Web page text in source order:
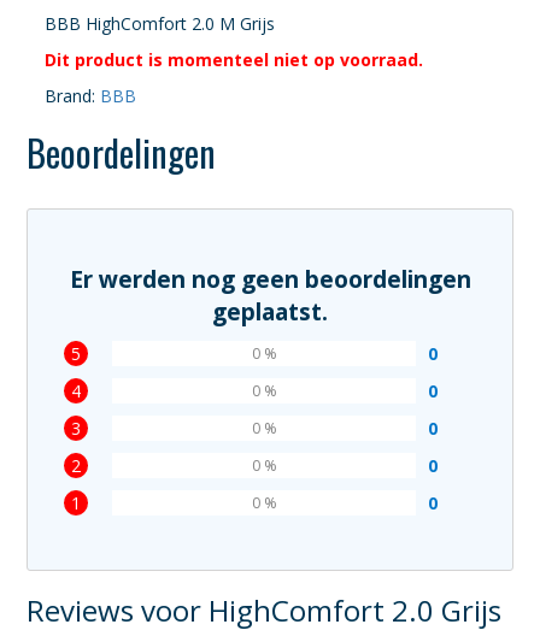
BBB HighComfort 2.0 M Grijs
Dit product is momenteel niet op voorraad.
Brand: BBB
Beoordelingen
Er werden nog geen beoordelingen
geplaatst.
5 0
0 %
4 0
0 %
3 0
0 %
2 0
0 %
1 0
0 %
Reviews voor HighComfort 2.0 Grijs